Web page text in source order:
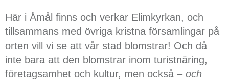
Här i Åmål finns och verkar Elimkyrkan, och
tillsammans med övriga kristna församlingar på
orten vill vi se att vår stad blomstrar! Och då
inte bara att den blomstrar inom turistnäring,
företagsamhet och kultur, men också – och